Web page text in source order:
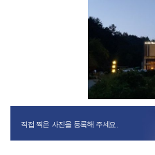
직접 찍은 사진을 등록해 주세요.